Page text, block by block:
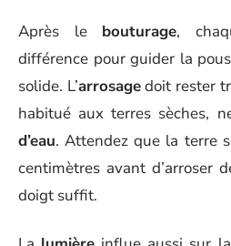
Après le bouturage,
différence pour guider la
solide. L’arrosagedoit rester
habitué aux terres sèches,
d’eau. Attendez que la terre
centimètres avant d’arroser
doigt suffit.